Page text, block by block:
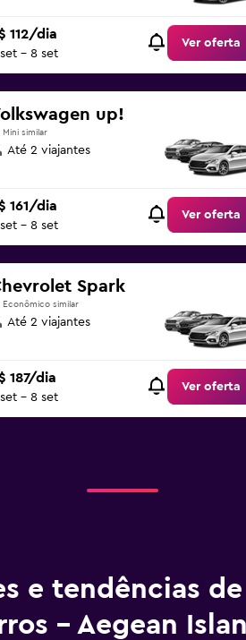
112/dia
- 8 set
Ver oferta
up!
Mini similar
Até 2 viajantes
161/dia
- 8 set
Ver oferta
Spark
Econômico similar
Até 2 viajantes
187/dia
- 8 set
Ver oferta
e tendências
- Aegean